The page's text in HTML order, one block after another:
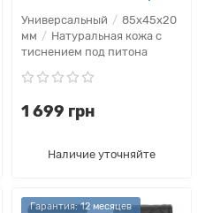
Универсальный
85х45х20
мм
Натуральная кожа с
тиснением под питона
1 699 грн
Наличие уточняйте
Гарантия: 12 месяцев